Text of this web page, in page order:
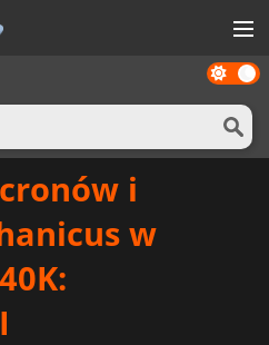
Dark
mode
i
w